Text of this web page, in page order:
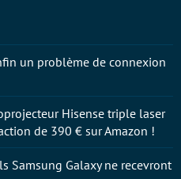
un problème de connexion
Hisense triple laser
de 390 € sur Amazon !
Samsung Galaxy ne recevront